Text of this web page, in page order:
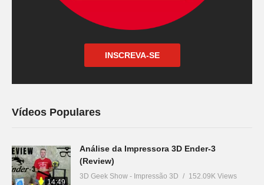
INSCREVA-SE
Vídeos Populares
14:49
Análise da Impressora 3D Ender-3
(Review)
3D Geek Show - Impressão 3D 152.09K Views